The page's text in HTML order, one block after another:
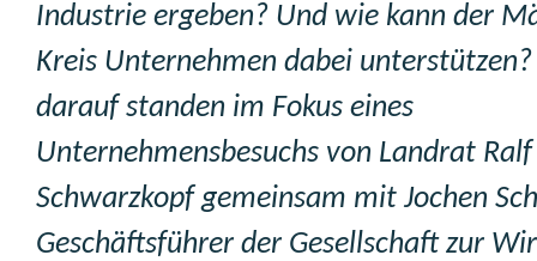
Industrie ergeben? Und wie kann der
Kreis Unternehmen dabei
darauf standen im Fokus eines
Unternehmensbesuchs von Landrat Ralf
Schwarzkopf gemeinsam mit Jochen
Geschäftsführer der Gesellschaft zur